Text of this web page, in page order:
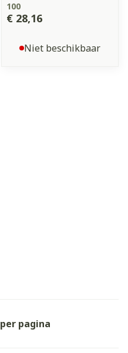
100
€ 28,16
Niet beschikbaar
per pagina